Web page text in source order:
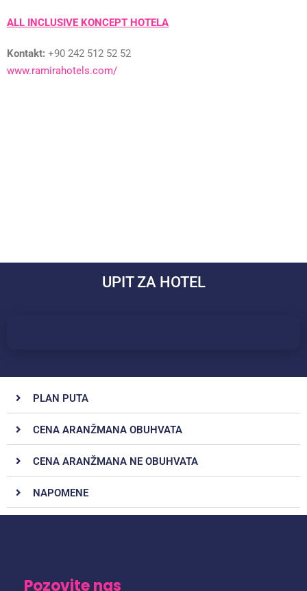
ALL INCLUSIVE KONCEPT HOTELA
Kontakt: +90 242 512 52 52
www.ramirahotels.com/
UPIT ZA HOTEL
PLAN PUTA
CENA ARANŽMANA OBUHVATA
CENA ARANŽMANA NE OBUHVATA
NAPOMENE
Pozovite nas